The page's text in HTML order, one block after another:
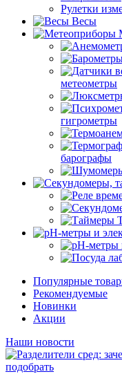
Рулетки
Весы
метеометры
гигрометры
барографы
Популярные
Рекомендуемые
Новинки
Акции
Наши новости